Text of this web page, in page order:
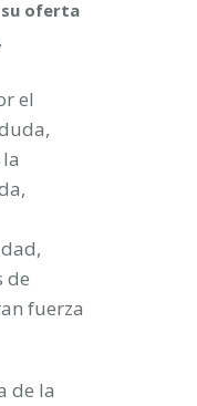
oferta
,
el
de
fuerza
de la